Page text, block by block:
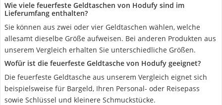
Wie viele feuerfeste Geldtaschen von Hodufy sind im
Lieferumfang enthalten?
Sie können aus zwei oder vier Geldtaschen wählen, welche
allesamt dieselbe Größe aufweisen. Bei anderen Produkten aus
unserem Vergleich erhalten Sie unterschiedliche Größen.
Wofür ist die feuerfeste Geldtasche von Hodufy geeignet?
Die feuerfeste Geldtasche aus unserem Vergleich eignet sich
beispielsweise für Bargeld, Ihren Personal- oder Reisepass
sowie Schlüssel und kleinere Schmuckstücke.